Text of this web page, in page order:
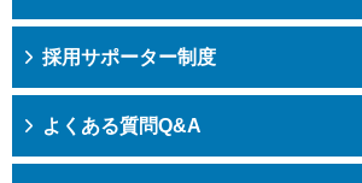
採用サポーター制度
よくある質問Q&A